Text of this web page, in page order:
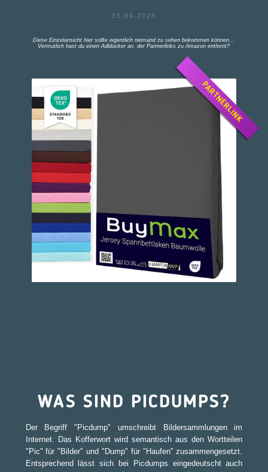
15.04.2025
Diese Einzelansicht hier sollte eigentlich niemand zu sehen bekommen können...
Vermutlich hast du einen Adblocker an, der Partnerlinks zu Amazon entfernt?
PARTNERLINK
WAS SIND PICDUMPS?
Der Begriff "Picdump" umschreibt Bildersammlungen im
Internet. Das Kofferwort wird semantisch aus den Wortteilen
"Pic" für "Bilder" und "Dump" für "Haufen" zusammengesetzt.
Entsprechend lässt sich bei Picdumps eingedeutscht auch